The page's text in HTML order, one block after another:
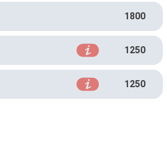
1800
1250
1250